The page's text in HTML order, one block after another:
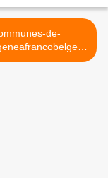
de-
u >